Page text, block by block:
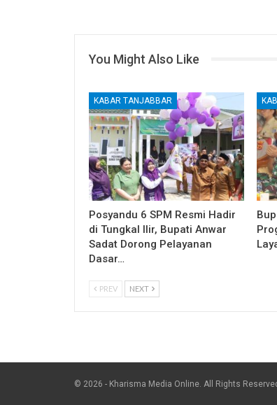
You Might Also Like
KABAR TANJABBAR
Posyandu 6 SPM Resmi Hadir
di Tungkal Ilir, Bupati Anwar
Sadat Dorong Pelayanan
Dasar…
PREV NEXT
© 2026 - Kharisma Media Online. All Rights